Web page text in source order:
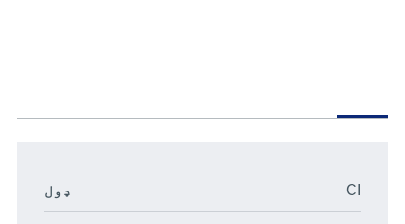
ډول CI